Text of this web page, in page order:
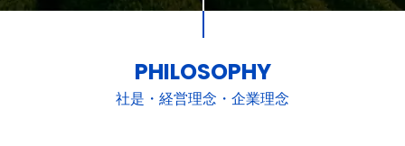
PHILOSOPHY
社是・経営理念・企業理念